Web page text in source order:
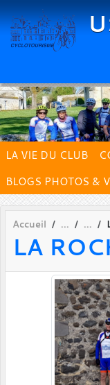
LA VIE DU CLUB
BLOGS PHOTOS &
Accueil
LA
Panneau de gestion